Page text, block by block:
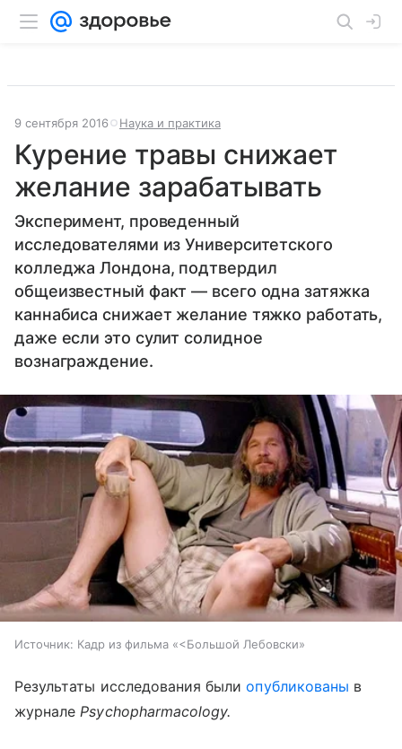
9 сентября 2016 Наука и практика
Курение травы снижает
желание зарабатывать
Эксперимент, проведенный
исследователями из Университетского
колледжа Лондона, подтвердил
общеизвестный факт — всего одна затяжка
каннабиса снижает желание тяжко работать,
даже если это сулит солидное
вознаграждение.
Источник: Кадр из фильма «<Большой Лебовски»
Результаты исследования былиопубликованы в
журнале Psychopharmacology.